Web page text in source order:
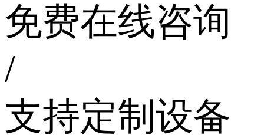
免费在线咨询
/
支持定制设备